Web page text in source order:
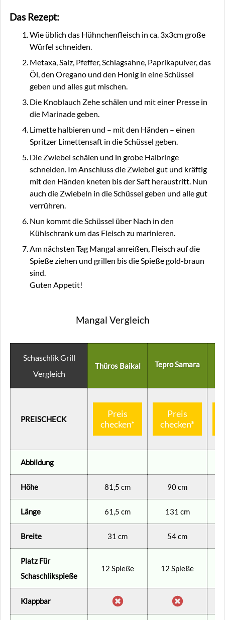
Das Rezept:
Wie üblich das Hühnchenfleisch in ca. 3x3cm große
Würfel schneiden.
Metaxa, Salz, Pfeffer, Schlagsahne, Paprikapulver, das
Öl, den Oregano und den Honig in eine Schüssel
geben und alles gut mischen.
Die Knoblauch Zehe schälen und mit einer Presse in
die Marinade geben.
Limette halbieren und – mit den Händen – einen
Spritzer Limettensaft in die Schüssel geben.
Die Zwiebel schälen und in grobe Halbringe
schneiden. Im Anschluss die Zwiebel gut und kräftig
mit den Händen kneten bis der Saft heraustritt. Nun
auch die Zwiebeln in die Schüssel geben und alle gut
verrühren.
Nun kommt die Schüssel über Nach in den
Kühlschrank um das Fleisch zu marinieren.
Am nächsten Tag Mangal anreißen, Fleisch auf die
Spieße ziehen und grillen bis die Spieße gold-braun
sind.
Guten Appetit!
Mangal Vergleich
Schaschlik Grill
Vergleich
Thüros Baikal Tepro Samara
PREISCHECK
Preis
checken*
Preis
checken*
Abbildung
Höhe 81,5 cm 90 cm
Länge 61,5 cm 131 cm
Breite 31 cm 54 cm
Platz Für
Schaschlikspieße
12 Spieße 12 Spieße
Klappbar